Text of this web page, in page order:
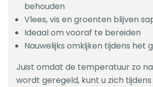
behouden
Vlees, vis en groenten blijven
Ideaal om vooraf te bereiden
Nauwelijks omkijken tijdens het
Juist omdat de temperatuur zo
wordt geregeld, kunt u zich